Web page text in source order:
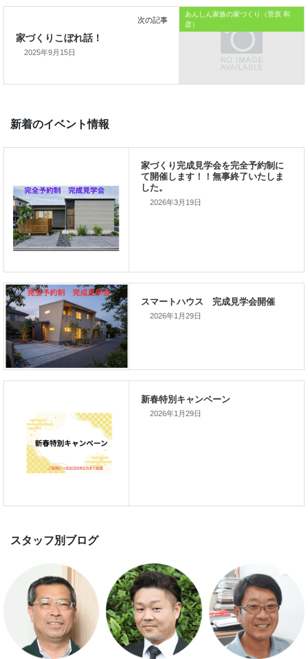
家づくりこぼれ話！
あんしん家族の家づくり（菅原 和
彦）
家づくりこぼれ話！
2025年9月15日
新着のイベント情報
て開催します！！無事終了いたし
した。
2026年3月19日
2026年1月29日
新春特別キャンペーン
2026年1月29日